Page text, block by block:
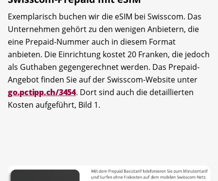
Exemplarisch buchen wir die eSIM bei Swiss­com. Das
Unternehmen gehört zu den wenigen Anbietern, die
eine Prepaid-Nummer auch in diesem Format
anbieten. Die Einrichtung kostet 20 Franken, die jedoch
als Guthaben gegengerechnet werden. Das Prepaid-
Angebot finden Sie auf der Swisscom-Website unter
go.pctipp.ch/3454. Dort sind auch die detaillierten
Kosten aufgeführt, Bild 1.